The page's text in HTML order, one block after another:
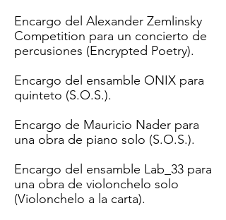
Encargo del Alexander Zemlinsky
Competition para un concierto de
percusiones (Encrypted Poetry).
Encargo del ensamble ONIX para
quinteto (S.O.S.).
Encargo de Mauricio Nader para
una obra de piano solo (S.O.S.).
Encargo del ensamble Lab_33 para
una obra de violonchelo solo
(Violonchelo a la carta).